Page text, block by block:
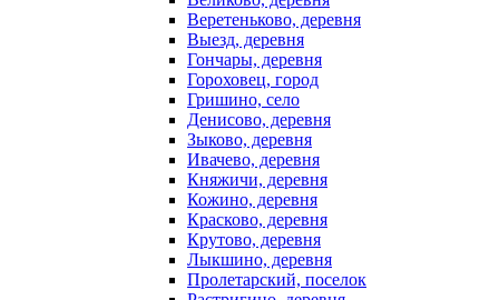
Веретеньково, деревня
Выезд, деревня
Гончары, деревня
Гороховец, город
Гришино, село
Денисово, деревня
Зыково, деревня
Ивачево, деревня
Княжичи, деревня
Кожино, деревня
Красково, деревня
Крутово, деревня
Лыкшино, деревня
Пролетарский, поселок